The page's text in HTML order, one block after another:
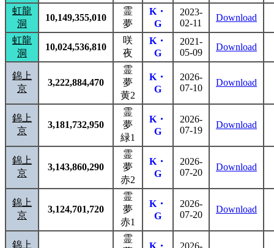
虹龍
洞
10,149,355,010
霊
夢
K・
G
2023-
02-11
Download
虹龍
洞
10,024,536,810
咲
夜
K・
G
2021-
05-09
Download
錦上
京
3,222,884,470
霊
夢
黄2
K・
G
2026-
07-10
Download
錦上
京
3,181,732,950
霊
夢
緑1
K・
G
2026-
07-19
Download
錦上
京
3,143,860,290
霊
夢
赤2
K・
G
2026-
07-20
Download
錦上
京
3,124,701,720
霊
夢
赤1
K・
G
2026-
07-20
Download
錦上
霊
K・
2026-